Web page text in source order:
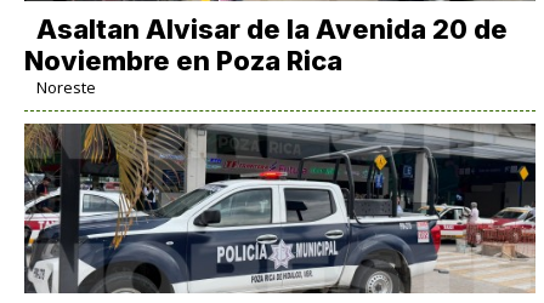
Asaltan Alvisar de la Avenida 20 de
Noviembre en Poza Rica
Noreste